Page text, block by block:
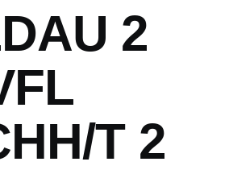
2
T 2